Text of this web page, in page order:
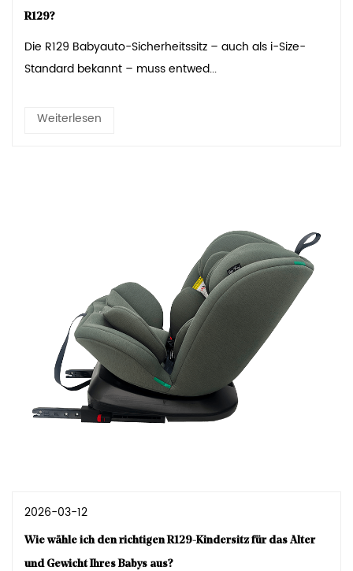
R129?
Die R129 Babyauto-Sicherheitssitz – auch als i-Size-
Standard bekannt – muss entwed...
Weiterlesen
2026-03-12
Wie wähle ich den richtigen R129-Kindersitz für das Alter
und Gewicht Ihres Babys aus?